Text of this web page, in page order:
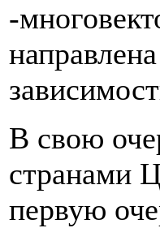
-
В свою
странами
первую